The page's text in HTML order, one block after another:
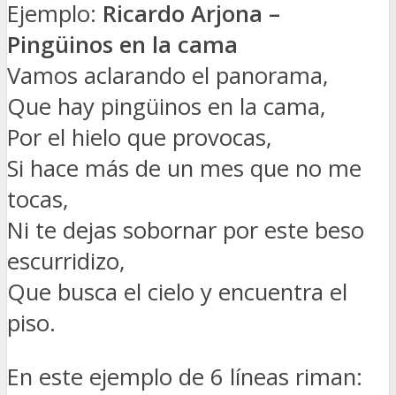
Ejemplo: Ricardo Arjona –
Pingüinos en la cama
Vamos aclarando el panorama,
Que hay pingüinos en la cama,
Por el hielo que provocas,
Si hace más de un mes que no me
tocas,
Ni te dejas sobornar por este beso
escurridizo,
Que busca el cielo y encuentra el
piso.
En este ejemplo de 6 líneas riman: